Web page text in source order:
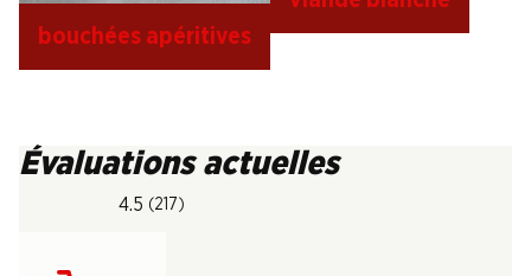
bouchées apéritives
Évaluations actuelles
4.5 (217)